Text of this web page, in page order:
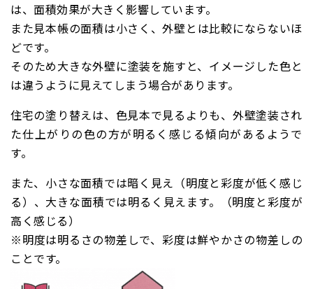
は、面積効果が大きく影響しています。
また見本帳の面積は小さく、外壁とは比較にならないほ
どです。
そのため大きな外壁に塗装を施すと、イメージした色と
は違うように見えてしまう場合があります。
住宅の塗り替えは、色見本で見るよりも、外壁塗装され
た仕上がりの色の方が明るく感じる傾向があるようで
す。
また、 小さな面積では暗く見え （明度と彩度が低く感じ
る）、 大きな面積では明るく見えます。（明度と彩度が
高く感じる）
※明度は明るさの物差しで、彩度は鮮やかさの物差しの
ことです。